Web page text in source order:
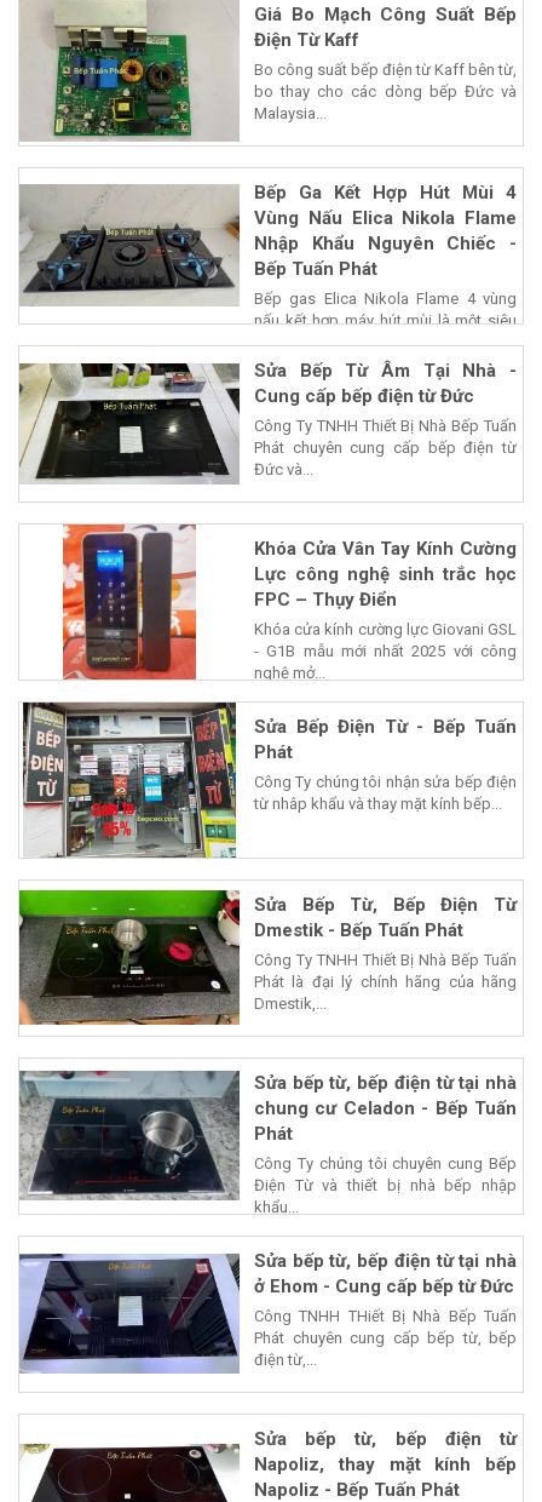
Giá Bo Mạch Công Suất Bếp
Điện Từ Kaff
Bo công suất bếp điện từ Kaff bên từ,
bo thay cho các dòng bếp Đức và
Malaysia...
Bếp Ga Kết Hợp Hút Mùi 4
Vùng Nấu Elica Nikola Flame
Nhập Khẩu Nguyên Chiếc -
Bếp Tuấn Phát
Bếp gas Elica Nikola Flame 4 vùng
nấu kết hợp máy hút mùi là một siêu
phẩm của...
Sửa Bếp Từ Âm Tại Nhà -
Cung cấp bếp điện từ Đức
Công Ty TNHH Thiết Bị Nhà Bếp Tuấn
Phát chuyên cung cấp bếp điện từ
Đức và...
Khóa Cửa Vân Tay Kính Cường
Lực công nghệ sinh trắc học
FPC – Thụy Điển
Khóa cửa kính cường lực Giovani GSL
- G1B mẫu mới nhất 2025 với công
nghệ mở...
Sửa Bếp Điện Từ - Bếp Tuấn
Phát
Công Ty chúng tôi nhận sửa bếp điện
từ nhâp khẩu và thay mặt kính bếp...
Sửa Bếp Từ, Bếp Điện Từ
Dmestik - Bếp Tuấn Phát
Công Ty TNHH Thiết Bị Nhà Bếp Tuấn
Phát là đại lý chính hãng của hãng
Dmestik,...
Sửa bếp từ, bếp điện từ tại nhà
chung cư Celadon - Bếp Tuấn
Phát
Công Ty chúng tôi chuyên cung Bếp
Điện Từ và thiết bị nhà bếp nhập
khẩu...
Sửa bếp từ, bếp điện từ tại nhà
ở Ehom - Cung cấp bếp từ Đức
Công TNHH THiết Bị Nhà Bếp Tuấn
Phát chuyên cung cấp bếp từ, bếp
điện từ,...
Sửa bếp từ, bếp điện từ
Napoliz, thay mặt kính bếp
Napoliz - Bếp Tuấn Phát